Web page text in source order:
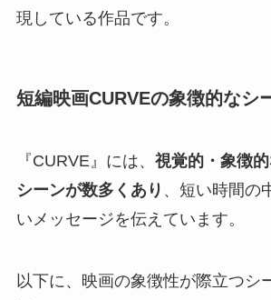
現している作品です。
短編映画CURVEの象徴的なシ
『CURVE』には、 視覚的・象徴
シーンが数多くあり 、短い時間の
いメッセージを伝えています。
以下に、映画の象徴性が際立つシ